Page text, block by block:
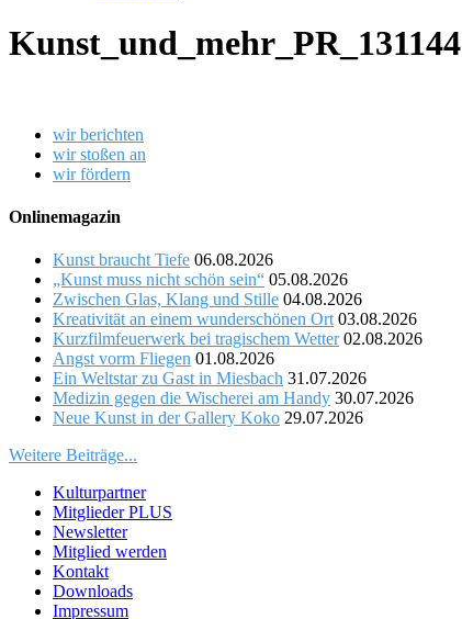
Kunst_und_mehr_PR_131144
wir berichten
wir stoßen an
wir fördern
Onlinemagazin
Kunst braucht Tiefe 06.08.2026
„Kunst muss nicht schön sein“ 05.08.2026
Zwischen Glas, Klang und Stille 04.08.2026
Kreativität an einem wunderschönen Ort 03.08.2026
Kurzfilmfeuerwerk bei tragischem Wetter 02.08.2026
Angst vorm Fliegen 01.08.2026
Ein Weltstar zu Gast in Miesbach 31.07.2026
Medizin gegen die Wischerei am Handy 30.07.2026
Neue Kunst in der Gallery Koko 29.07.2026
Weitere Beiträge...
Kulturpartner
Mitglieder PLUS
Newsletter
Mitglied werden
Kontakt
Downloads
Impressum